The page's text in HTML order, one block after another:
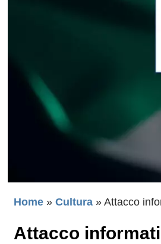
Home » Cultura » Attacco
Attacco